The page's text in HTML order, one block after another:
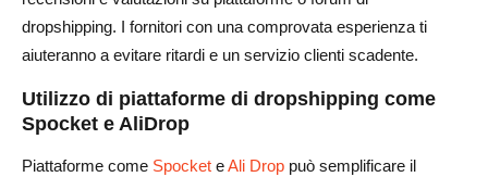
dropshipping. I fornitori con una comprovata esperienza ti
aiuteranno a evitare ritardi e un servizio clienti scadente.
Utilizzo di piattaforme di dropshipping come
Spocket e AliDrop
Piattaforme come Spocket eAli Drop può semplificare il